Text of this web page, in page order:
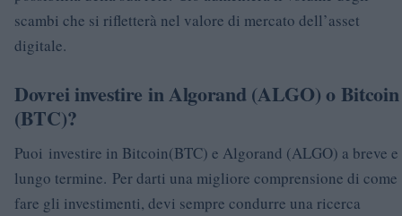
scambi che si rifletterà nel valore di mercato dell’asset
digitale.
Dovrei investire in Algorand (ALGO) o Bitcoin
(BTC)?
Puoi investire in Bitcoin(BTC) e Algorand (ALGO) a breve e
lungo termine. Per darti una migliore comprensione di come
fare gli investimenti, devi sempre condurre una ricerca